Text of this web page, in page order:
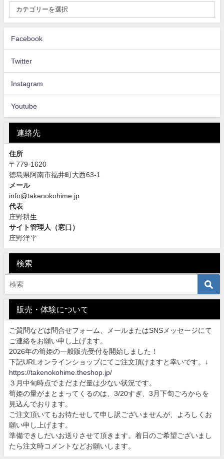
Facebook
Twitter
Instagram
Youtube
連絡先
住所
〒779-1620
徳島県阿南市福井町大西63-1
メール
info@takenokohime.jp
代表
庄野耕生
サイト管理人（窓口）
庄野洋平
検索
販売・体験について
ご質問などは問合せフォーム、メールまたはSNSメッセージにて
ご連絡をお願い申し上げます。
2026年の筍姫の一般販売受付を開始しました！
下記URLオンラインショップにてご注文頂けますと幸いです。↓
https://takenokohime.theshop.jp/
３月中旬時点でまだまだ量は少ない状況です。
筍姫の量がまとまってくるのは、3/20すぎ、3月下旬ごろからを
見込んでおります。
ご注文頂いてもお待たせして申し訳ございませんが、よろしくお
願い申し上げます。
準備できしだいお送りさせて頂きます。着日のご希望ございまし
たら注文時コメントなどお願いします。